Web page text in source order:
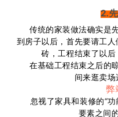
2.
传统的家装做法确实是
到房子以后，首先要请工
砖，工程结束了以后
在基础工程结束之后的
间来逛卖场
弊
忽视了家具和装修的“
要素之间